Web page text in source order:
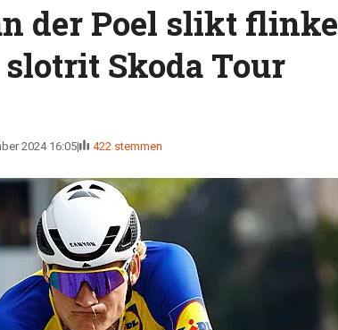
der Poel slikt flinke
Skoda Tour
2024 16:05 422 stemmen